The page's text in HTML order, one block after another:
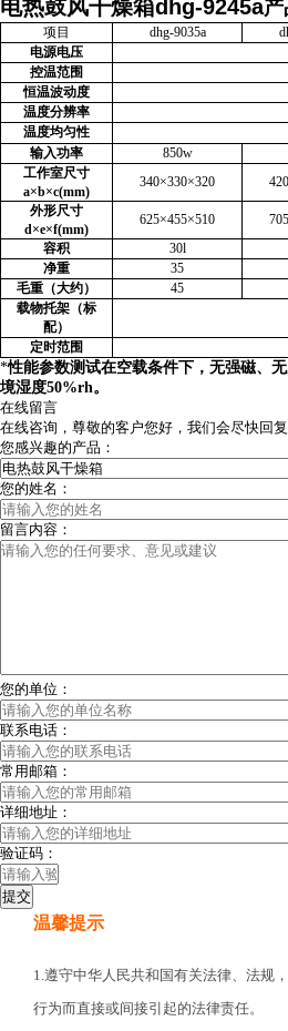
电热鼓风干燥箱dhg-9245a产
项目 dhg-9035a
电源电压
控温范围
恒温波动度
温度分辨率
温度均匀性
输入功率
850w
工作室尺寸
a×b×c(mm)
340×330×320 420
外形尺寸
d×e×f(mm)
625×455×510 705
容积
30l
净重
35
毛重（大约）
45
载物托架（标
配）
定时范围
*性能参数测试在空载条件下，无强磁、
境湿度50%rh。
在线留言
在线咨询，尊敬的客户您好，我们会尽快回复
您感兴趣的产品：
您的姓名：
留言内容：
您的单位：
联系电话：
常用邮箱：
详细地址：
验证码：
温馨提示
1.遵守中华人民共和国有关法律、法规
行为而直接或间接引起的法律责任。